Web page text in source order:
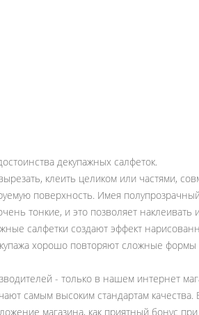
декупажных салфеток.
клеить целиком или частями,
поверхность. Имея
тонкие, и это позволяет наклеивать
салфетки создают эффект
хорошо повторяют сложные формы
- только в нашем интернет
самым высоким стандартам
магазина, как приятный бонус при